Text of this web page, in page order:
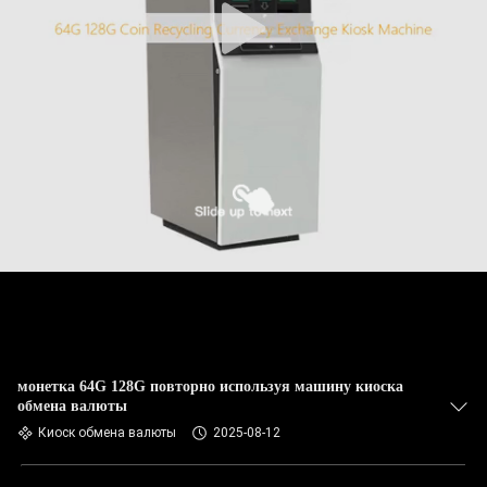
монетка 64G 128G повторно используя машину киоска
обмена валюты
Киоск обмена валюты 2025-08-12